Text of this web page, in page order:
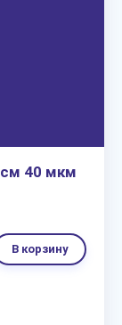
40 мкм
В корзину